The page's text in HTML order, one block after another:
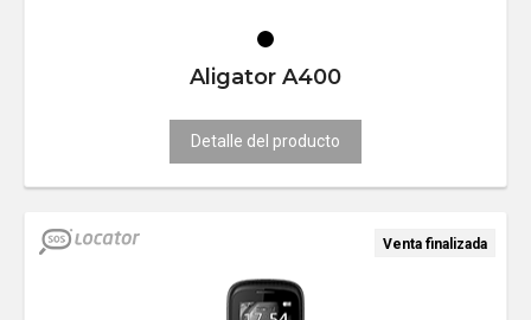
Aligator A400
Detalle del producto
Venta finalizada